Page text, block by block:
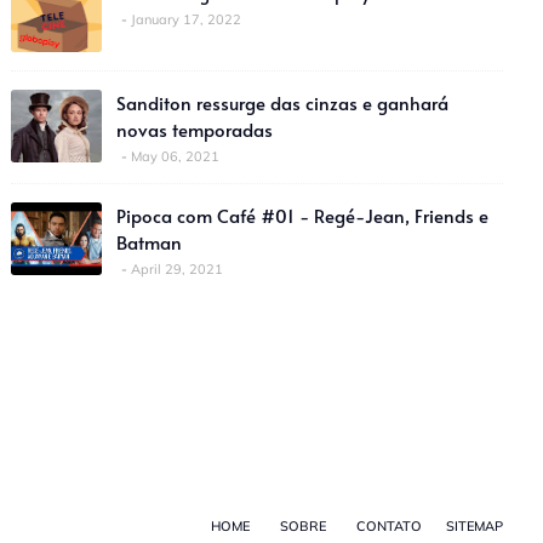
January 17, 2022
Sanditon ressurge das cinzas e ganhará
novas temporadas
May 06, 2021
Pipoca com Café #01 - Regé-Jean, Friends e
Batman
April 29, 2021
HOME SOBRE CONTATO SITEMAP